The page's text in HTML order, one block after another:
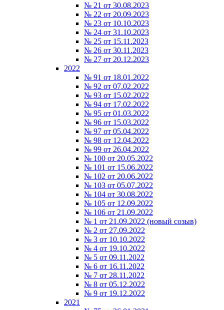
№ 21 от 30.08.2023
№ 22 от 20.09.2023
№ 23 от 10.10.2023
№ 24 от 31.10.2023
№ 25 от 15.11.2023
№ 26 от 30.11.2023
№ 27 от 20.12.2023
2022
№ 91 от 18.01.2022
№ 92 от 07.02.2022
№ 93 от 15.02.2022
№ 94 от 17.02.2022
№ 95 от 01.03.2022
№ 96 от 15.03.2022
№ 97 от 05.04.2022
№ 98 от 12.04.2022
№ 99 от 26.04.2022
№ 100 от 20.05.2022
№ 101 от 15.06.2022
№ 102 от 20.06.2022
№ 103 от 05.07.2022
№ 104 от 30.08.2022
№ 105 от 12.09.2022
№ 106 от 21.09.2022
№ 1 от 21.09.2022 (новый созыв)
№ 2 от 27.09.2022
№ 3 от 10.10.2022
№ 4 от 19.10.2022
№ 5 от 09.11.2022
№ 6 от 16.11.2022
№ 7 от 28.11.2022
№ 8 от 05.12.2022
№ 9 от 19.12.2022
2021